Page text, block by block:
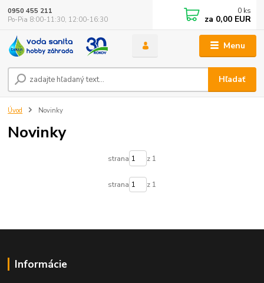
Menu
Hľadať
0950 455 211
Po-Pia 8:00-11:30, 12:00-16:30
0 ks
za 0,00 EUR
Úvod Novinky
Novinky
strana z 1
strana z 1
Informácie